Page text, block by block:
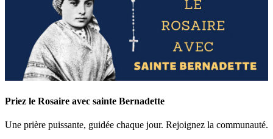
Priez le Rosaire avec sainte Bernadette
Une prière puissante, guidée chaque jour. Rejoignez la communauté.